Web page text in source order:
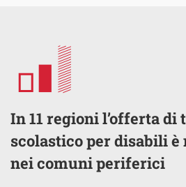
In 11 regioni l’offerta di
scolastico per disabili è
nei comuni periferici